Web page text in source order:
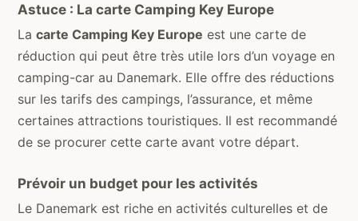
Astuce : La carte Camping Key Europe
La carte Camping Key Europe est une carte de
réduction qui peut être très utile lors d’un voyage en
camping-car au Danemark. Elle offre des réductions
sur les tarifs des campings, l’assurance, et même
certaines attractions touristiques. Il est recommandé
de se procurer cette carte avant votre départ.
Prévoir un budget pour les activités
Le Danemark est riche en activités culturelles et de